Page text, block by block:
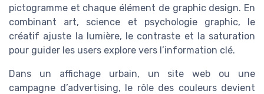
pictogramme et chaque élément de graphic design. En
combinant art, science et psychologie graphic, le
créatif ajuste la lumière, le contraste et la saturation
pour guider les users explore vers l’information clé.
Dans un affichage urbain, un site web ou une
campagne d’advertising, le rôle des couleurs devient